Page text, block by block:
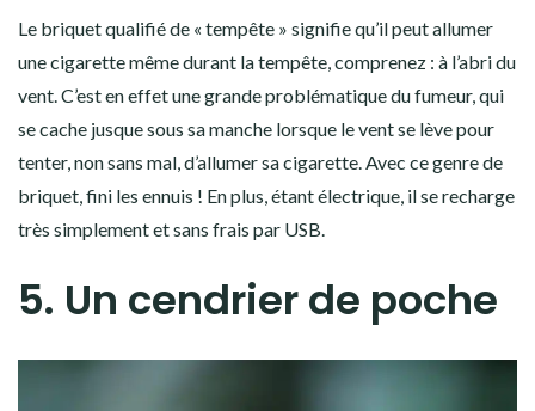
Le briquet qualifié de « tempête » signifie qu’il peut allumer
une cigarette même durant la tempête, comprenez : à l’abri du
vent. C’est en effet une grande problématique du fumeur, qui
se cache jusque sous sa manche lorsque le vent se lève pour
tenter, non sans mal, d’allumer sa cigarette. Avec ce genre de
briquet, fini les ennuis ! En plus, étant électrique, il se recharge
très simplement et sans frais par USB.
5. Un cendrier de poche